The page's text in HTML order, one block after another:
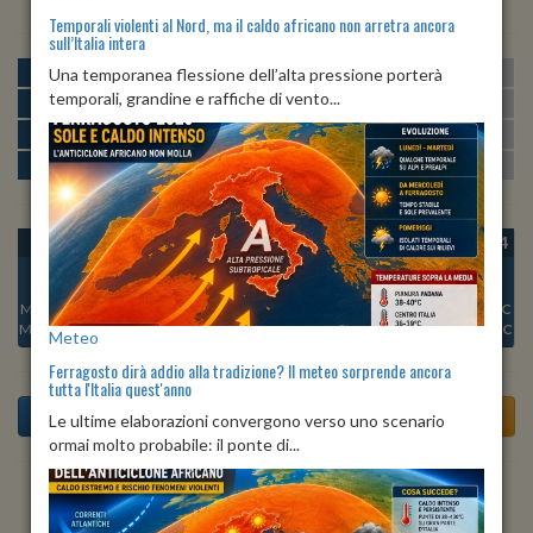
MATTINA min:22º max:27º U:
POMERIGGIO min:26º max:28º
SERA min:23º max:27º U:91% 100%
NOTTE min: 22º max:25º U:79%
OGGI
Min:
22°C
Max:25°C
DOM 09
Min:
Max:24°C
LUN 10
Min:22°C
Max:24°C
MAR 11
Min:
21°C
Max:23°C
MER 12
Max:24°C
GIO 13
Min:22°C
Max:25°C
VEN 14
22°C
Max:25°C
Previsioni del Tempo a Acquasanta Terme tra 6 giorni
Temporali violenti al Nord, ma il caldo africano non arretra ancora
sull’Italia intera
Una temporanea flessione dell’alta pressione porterà
temporali, grandine e raffiche di vento...
Meteo
Ferragosto dirà addio alla tradizione? Il meteo sorprende ancora
tutta l'Italia quest'anno
Le ultime elaborazioni convergono verso uno scenario
ormai molto probabile: il ponte di...